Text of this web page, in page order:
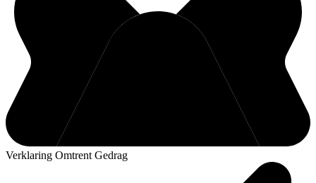
Verklaring Omtrent Gedrag